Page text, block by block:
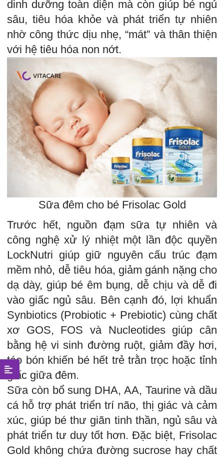
dinh dưỡng toàn diện mà còn giúp bé ngủ
sâu, tiêu hóa khỏe và phát triển tự nhiên
nhờ công thức dịu nhẹ, “mát” và thân thiện
với hệ tiêu hóa non nớt.
Sữa đêm cho bé Frisolac Gold
Trước hết, nguồn đạm sữa tự nhiên và
công nghệ xử lý nhiệt một lần độc quyền
LockNutri giúp giữ nguyên cấu trúc đạm
mềm nhỏ, dễ tiêu hóa, giảm gánh nặng cho
dạ dày, giúp bé êm bụng, dễ chịu và dễ đi
vào giấc ngủ sâu. Bên cạnh đó, lợi khuẩn
Synbiotics (Probiotic + Prebiotic) cùng chất
xơ GOS, FOS và Nucleotides giúp cân
bằng hệ vi sinh đường ruột, giảm đầy hơi,
táo bón khiến bé hết trẻ trằn trọc hoặc tỉnh
giấc giữa đêm.
Sữa còn bổ sung DHA, AA, Taurine và dầu
cá hỗ trợ phát triển trí não, thị giác và cảm
xúc, giúp bé thư giãn tinh thần, ngủ sâu và
phát triển tư duy tốt hơn. Đặc biệt, Frisolac
Gold không chứa đường sucrose hay chất